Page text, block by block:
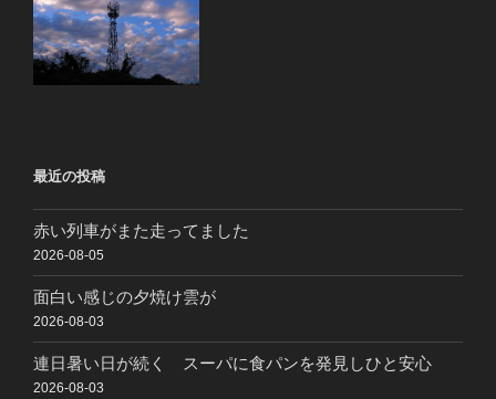
最近の投稿
赤い列車がまた走ってました
2026-08-05
面白い感じの夕焼け雲が
2026-08-03
連日暑い日が続く スーパに食パンを発見しひと安心
2026-08-03